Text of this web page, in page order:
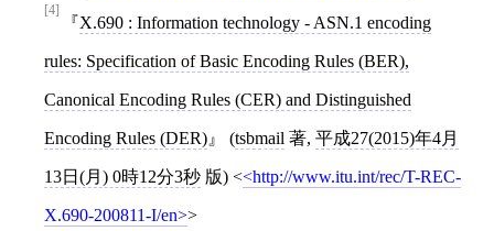
[4]
X.690 : Information technology - ASN.1 encoding
rules: Specification of Basic Encoding Rules (BER),
Canonical Encoding Rules (CER) and Distinguished
Encoding Rules (DER) (tsbmail 著, 平成27(2015)年4月
13日(月) 0時12分3秒 版) < http://www.itu.int/rec/T-REC-
X.690-200811-I/en >